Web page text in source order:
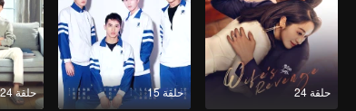
حلقة 24 حلقة 15 حلقة 24